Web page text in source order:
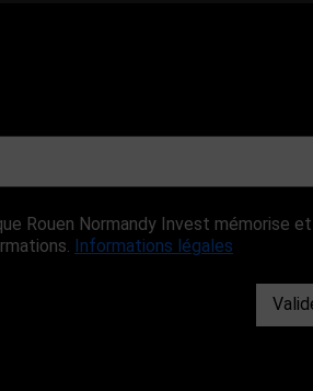
Rouen Normandy Invest mémorise et
Informations légales